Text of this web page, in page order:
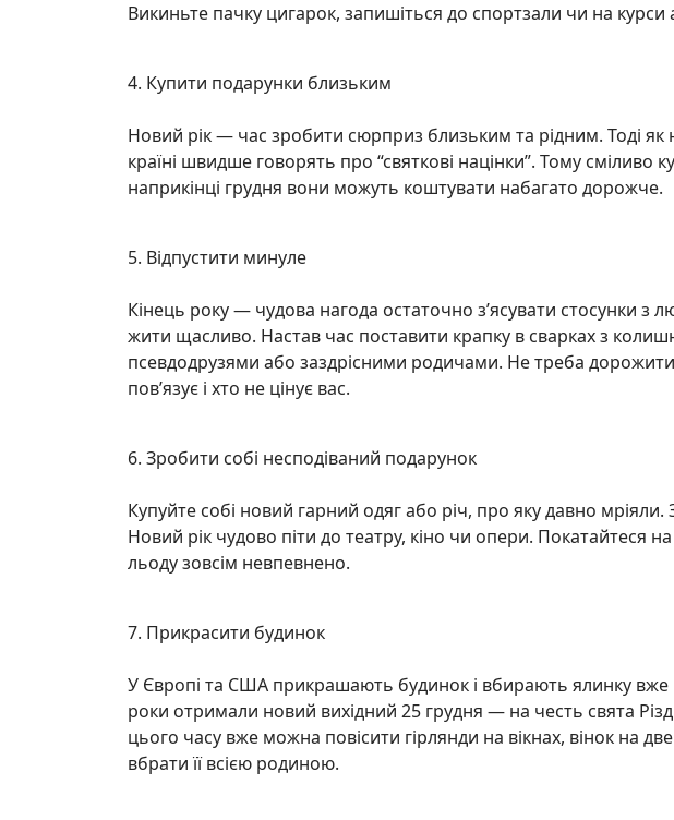
Викиньте пачку цигарок, запишіться до спортзали чи на курси
4. Купити подарунки близьким
Новий рік — час зробити сюрприз близьким та рідним. Тоді як
країні швидше говорять про “святкові націнки”. Тому сміливо
наприкінці грудня вони можуть коштувати набагато дорожче.
5. Відпустити минуле
Кінець року — чудова нагода остаточно з’ясувати стосунки з
жити щасливо. Настав час поставити крапку в сварках з
псевдодрузями або заздрісними родичами. Не треба
пов’язує і хто не цінує вас.
6. Зробити собі несподіваний подарунок
Купуйте собі новий гарний одяг або річ, про яку давно мріяли.
Новий рік чудово піти до театру, кіно чи опери. Покатайтеся
льоду зовсім невпевнено.
7. Прикрасити будинок
У Європі та США прикрашають будинок і вбирають ялинку вже
роки отримали новий вихідний 25 грудня — на честь свята
цього часу вже можна повісити гірлянди на вікнах, вінок на
вбрати її всією родиною.